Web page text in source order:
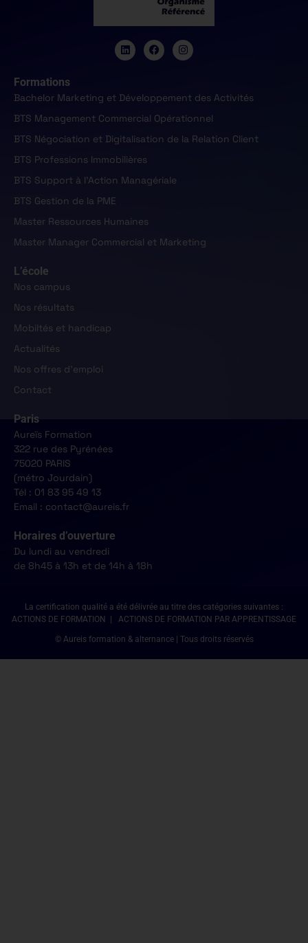
Formations
Bachelor Marketing et Développement des Activités
BTS Management Commercial Opérationnel
BTS Négociation et Digitalisation de la Relation Client
BTS Professions Immobilières
BTS Support à l'Action Managériale
BTS Gestion de la PME
Master Ressources Humaines
Master Manager Commercial et Marketing
L’école
Nos campus
Nos résultats
Mobiltés et handicap
Actualités
Nos offres d'emploi
Contact
Paris
Aureïs Formation
322 rue des Pyrénées
75020 PARIS
(métro Jourdain)
Tél : 01 83 95 49 13
Email : contact@aureis.fr
Horaires d’ouverture
Du lundi au vendredi
de 8h45 à 13h et de 14h à 18h
La certification qualité a été délivrée au titre des catégories suivantes :
ACTIONS DE FORMATION | ACTIONS DE FORMATION PAR APPRENTISSAGE
© Aureis formation & alternance | Tous droits réservés